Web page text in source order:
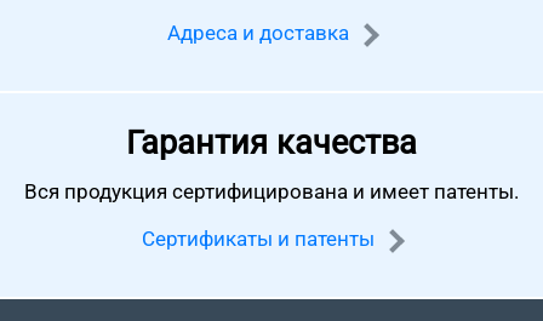
Адреса и доставка
Гарантия качества
Вся продукция сертифицирована и имеет патенты.
Сертификаты и патенты